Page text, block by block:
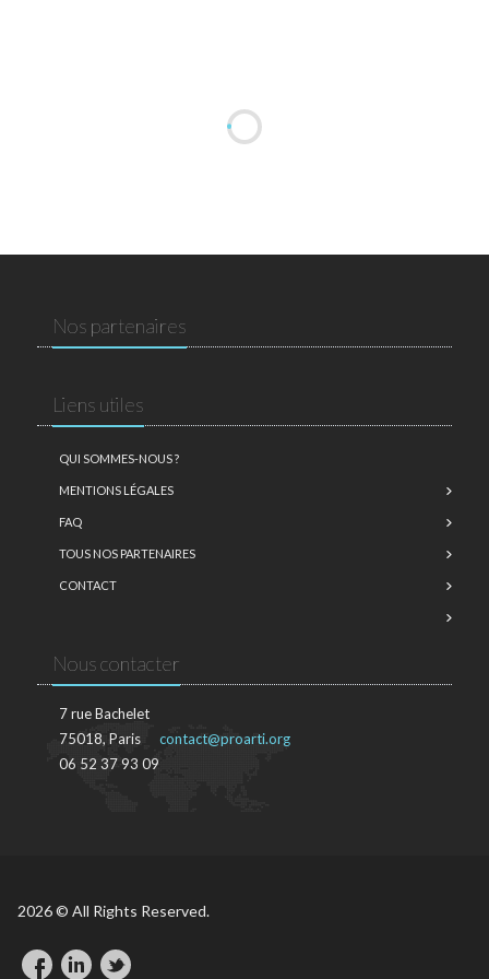
Nos partenaires
Liens utiles
QUI SOMMES-NOUS ?
MENTIONS LÉGALES
FAQ
TOUS NOS PARTENAIRES
CONTACT
Nous contacter
7 rue Bachelet
75018, Paris
06 52 37 93 09
contact@proarti.org
2026 © All Rights Reserved.